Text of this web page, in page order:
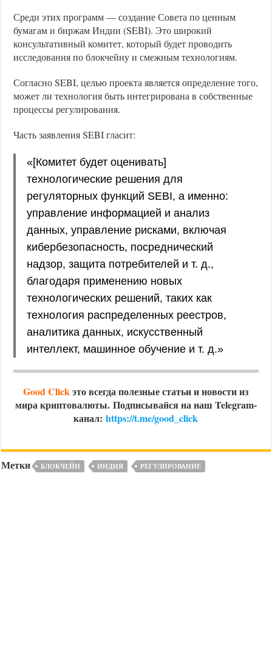
Среди этих программ — создание Совета по ценным
бумагам и биржам Индии (SEBI). Это широкий
консультативный комитет, который будет проводить
исследования по блокчейну и смежным технологиям.
Согласно SEBI, целью проекта является определение того,
может ли технология быть интегрирована в собственные
процессы регулирования.
Часть заявления SEBI гласит:
«[Комитет будет оценивать]
технологические решения для
регуляторных функций SEBI, а именно:
управление информацией и анализ
данных, управление рисками, включая
кибербезопасность, посреднический
надзор, защита потребителей и т. д.,
благодаря применению новых
технологических решений, таких как
технология распределенных реестров,
аналитика данных, искусственный
интеллект, машинное обучение и т. д.»
Good Clickэто всегда полезные статьи и новости из
мира криптовалюты. Подписывайся на наш Telegram-
канал: https://t.me/good_click
Метки БЛОКЧЕЙН ИНДИЯ РЕГУЛИРОВАНИЕ